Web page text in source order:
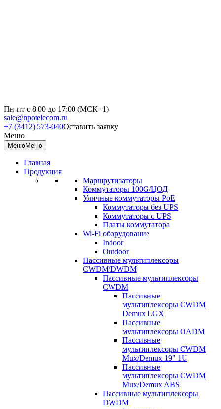
Пн-пт с 8:00 до 17:00 (МСК+1)
sale@npotelecom.ru
+7 (3412) 573-040Оставить заявку
Меню
МенюМеню
Главная
Продукция
Маршрутизаторы
Коммутаторы 100G/ЦОД
Уличные коммутаторы PoE
Коммутаторы без UPS
Коммутаторы с UPS
Платы коммутатора
Wi-Fi оборудование
Indoor
Outdoor
Пассивные мультиплексоры
CWDM\DWDM
Пассивные мультиплексоры
CWDM
Пассивные
мультиплексоры CWDM
Demux LGX
Пассивные
мультиплексоры OADM
Пассивные
мультиплексоры CWDM
Mux/Demux 19" 1U
Пассивные
мультиплексоры CWDM
Mux/Demux ABS
Пассивные мультиплексоры
DWDM